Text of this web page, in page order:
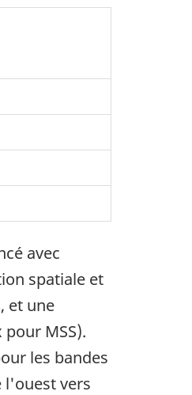
avec
spatiale et
et une
MSS).
les bandes
l'ouest vers